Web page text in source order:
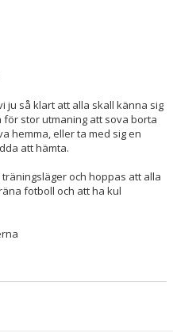
ju så klart att alla skall känna sig
stor utmaning att sova borta
hemma, eller ta med sig en
att hämta.
och hoppas att alla
fotboll och att ha kul